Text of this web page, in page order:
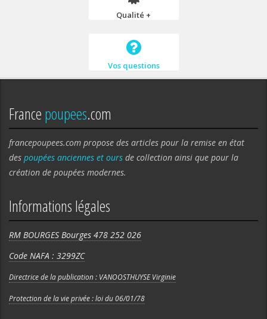
Qualité +
Vos questions
Francepoupees.com
francepoupees.com propose des articles pour la remise en état
des poupées anciennes et ours de collection ainsi que pour la
création de poupées modernes.
Informations légales
RM BOURGES Bourges 478 252 026
Code NAFA : 3299ZC
Directrice de la publication : VANOOSTHUYSE Virginie
Protection de la vie privée : loi du 06/01/78